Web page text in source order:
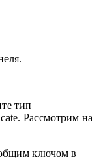
тип
Рассмотрим на
ключом в